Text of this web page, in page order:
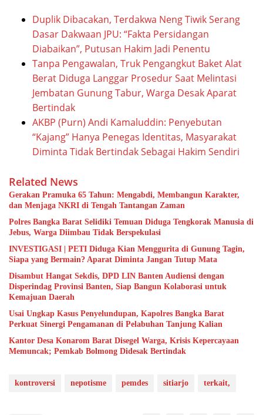
Duplik Dibacakan, Terdakwa Neng Tiwik Serang
Dasar Dakwaan JPU: “Fakta Persidangan
Diabaikan”, Putusan Hakim Jadi Penentu
Tanpa Pengawalan, Truk Pengangkut Baket Alat
Berat Diduga Langgar Prosedur Saat Melintasi
Jembatan Gunung Tabur, Warga Desak Aparat
Bertindak
AKBP (Purn) Andi Kamaluddin: Penyebutan
“Kajang” Hanya Penegas Identitas, Masyarakat
Diminta Tidak Bertindak Sebagai Hakim Sendiri
Related News
Gerakan Pramuka 65 Tahun: Mengabdi, Membangun Karakter,
dan Menjaga NKRI di Tengah Tantangan Zaman
Polres Bangka Barat Selidiki Temuan Diduga Tengkorak Manusia di
Jebus, Warga Diimbau Tidak Berspekulasi
INVESTIGASI | PETI Diduga Kian Menggurita di Gunung Tagin,
Siapa yang Bermain? Aparat Diminta Jangan Tutup Mata
Disambut Hangat Sekdis, DPD LIN Banten Audiensi dengan
Disperindag Provinsi Banten, Siap Bangun Kolaborasi untuk
Kemajuan Daerah
Usai Ungkap Kasus Penyelundupan, Kapolres Bangka Barat
Perkuat Sinergi Pengamanan di Pelabuhan Tanjung Kalian
Kantor Desa Konarom Barat Disegel Warga, Krisis Kepercayaan
Memuncak; Pemkab Bolmong Didesak Bertindak
kontroversi nepotisme pemdes sitiarjo terkait,